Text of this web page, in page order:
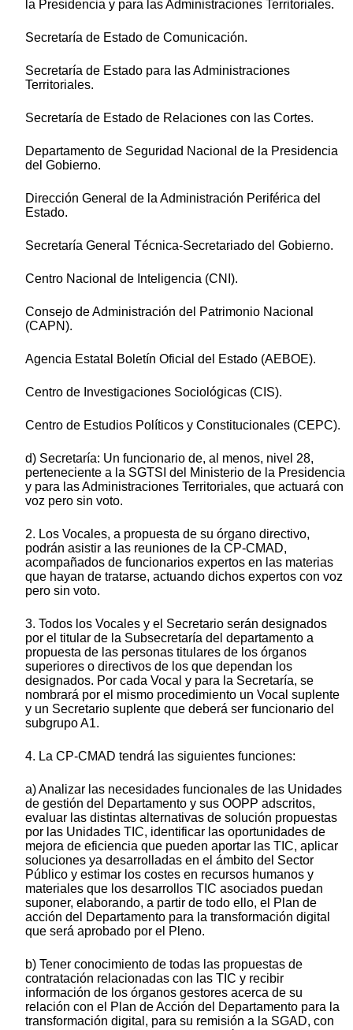
la Presidencia y para las Administraciones Territoriales.
Secretaría de Estado de Comunicación.
Secretaría de Estado para las Administraciones
Territoriales.
Secretaría de Estado de Relaciones con las Cortes.
Departamento de Seguridad Nacional de la Presidencia
del Gobierno.
Dirección General de la Administración Periférica del
Estado.
Secretaría General Técnica-Secretariado del Gobierno.
Centro Nacional de Inteligencia (CNI).
Consejo de Administración del Patrimonio Nacional
(CAPN).
Agencia Estatal Boletín Oficial del Estado (AEBOE).
Centro de Investigaciones Sociológicas (CIS).
Centro de Estudios Políticos y Constitucionales (CEPC).
d) Secretaría: Un funcionario de, al menos, nivel 28,
perteneciente a la SGTSI del Ministerio de la Presidencia
y para las Administraciones Territoriales, que actuará con
voz pero sin voto.
2. Los Vocales, a propuesta de su órgano directivo,
podrán asistir a las reuniones de la CP-CMAD,
acompañados de funcionarios expertos en las materias
que hayan de tratarse, actuando dichos expertos con voz
pero sin voto.
3. Todos los Vocales y el Secretario serán designados
por el titular de la Subsecretaría del departamento a
propuesta de las personas titulares de los órganos
superiores o directivos de los que dependan los
designados. Por cada Vocal y para la Secretaría, se
nombrará por el mismo procedimiento un Vocal suplente
y un Secretario suplente que deberá ser funcionario del
subgrupo A1.
4. La CP-CMAD tendrá las siguientes funciones:
a) Analizar las necesidades funcionales de las Unidades
de gestión del Departamento y sus OOPP adscritos,
evaluar las distintas alternativas de solución propuestas
por las Unidades TIC, identificar las oportunidades de
mejora de eficiencia que pueden aportar las TIC, aplicar
soluciones ya desarrolladas en el ámbito del Sector
Público y estimar los costes en recursos humanos y
materiales que los desarrollos TIC asociados puedan
suponer, elaborando, a partir de todo ello, el Plan de
acción del Departamento para la transformación digital
que será aprobado por el Pleno.
b) Tener conocimiento de todas las propuestas de
contratación relacionadas con las TIC y recibir
información de los órganos gestores acerca de su
relación con el Plan de Acción del Departamento para la
transformación digital, para su remisión a la SGAD, con